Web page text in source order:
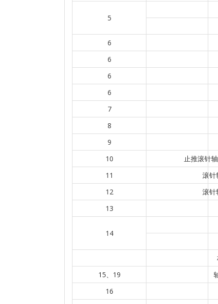
5
6
6
6
6
7
8
9
10
止推滚针
11
滚针
12
滚针
13
14
15、19
16